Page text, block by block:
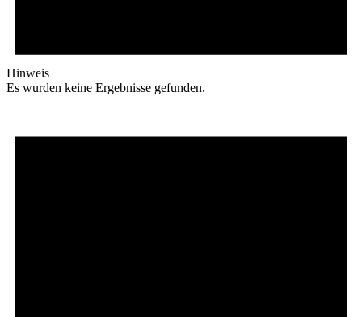
Hinweis
Es wurden keine Ergebnisse gefunden.